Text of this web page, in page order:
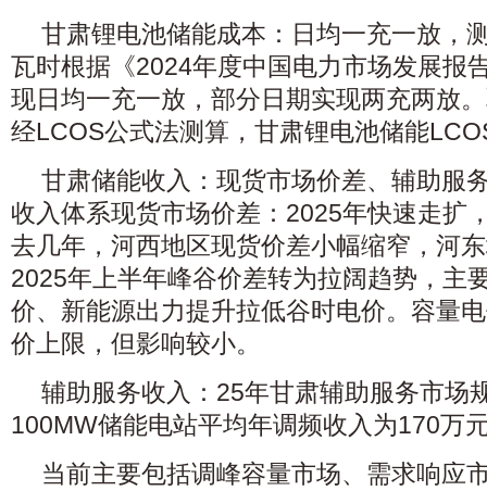
甘肃锂电池储能成本：日均一充一放，
瓦时根据《2024年度中国电力市场发展报
现日均一充一放，部分日期实现两充两放
经LCOS公式法测算，甘肃锂电池储能
甘肃储能收入：现货市场价差、辅助服
收入体系现货市场价差：2025年快速走扩
去几年，河西地区现货价差小幅缩窄，河
2025年上半年峰谷价差转为拉阔趋势，主
价、新能源出力提升拉低谷时电价。容量
价上限，但影响较小。
辅助服务收入：25年甘肃辅助服务市场
100MW储能电站平均年调频收入为170万
当前主要包括调峰容量市场、需求响应